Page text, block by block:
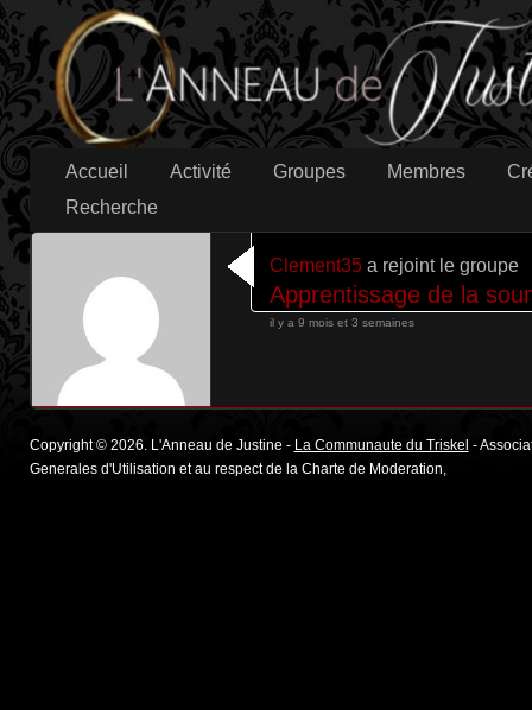
Accueil Activité Groupes Membres
Recherche
Clement35a rejoint le groupe
Apprentissage de la
il y a 9 mois et 3 semaines
Copyright © 2026. L'Anneau de Justine - La Communaute du Triskel -
Generales d'Utilisation et au respect de la Charte de Moderation,